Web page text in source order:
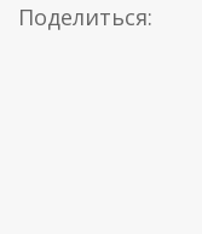
Поделиться: